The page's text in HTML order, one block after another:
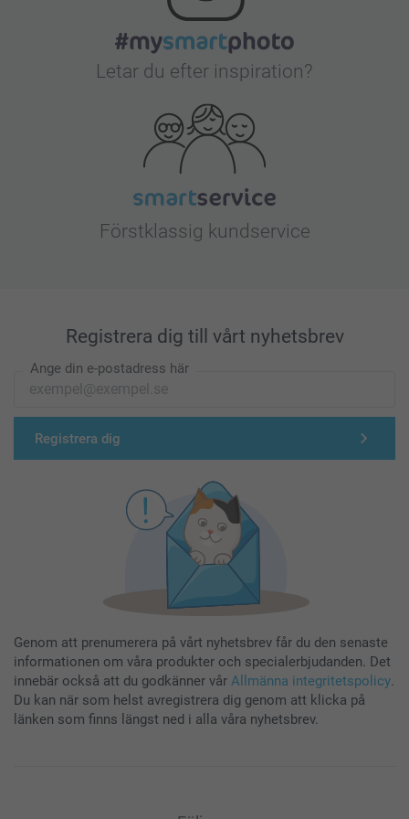
Letar du efter inspiration?
Förstklassig kundservice
Registrera dig till vårt nyhetsbrev
Ange din e-postadress här
Registrera dig
Genom att prenumerera på vårt nyhetsbrev får du den senaste
informationen om våra produkter och specialerbjudanden. Det
innebär också att du godkänner vår Allmänna integritetspolicy.
Du kan när som helst avregistrera dig genom att klicka på
länken som finns längst ned i alla våra nyhetsbrev.